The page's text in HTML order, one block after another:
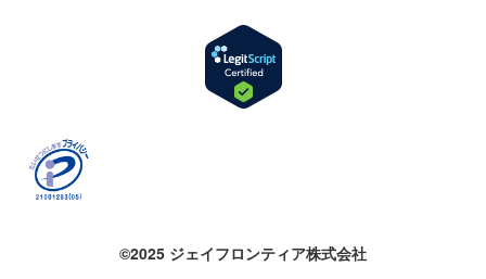
©2025 ジェイフロンティア株式会社